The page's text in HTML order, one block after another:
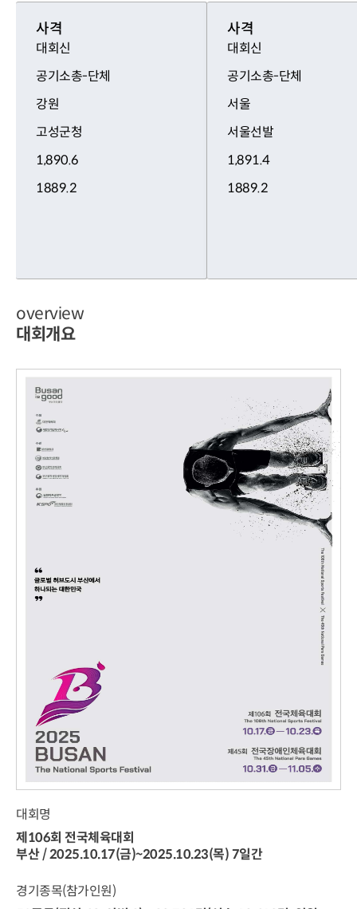
사격
대회신
공기소총-단체
강원
고성군청
1,890.6
1889.2
사격
대회신
공기소총-단체
서울
서울선발
1,891.4
1889.2
overview
대회개요
대회명
제106회 전국체육대회
부산 / 2025.10.17(금)~2025.10.23(목) 7일간
경기종목(참가인원)